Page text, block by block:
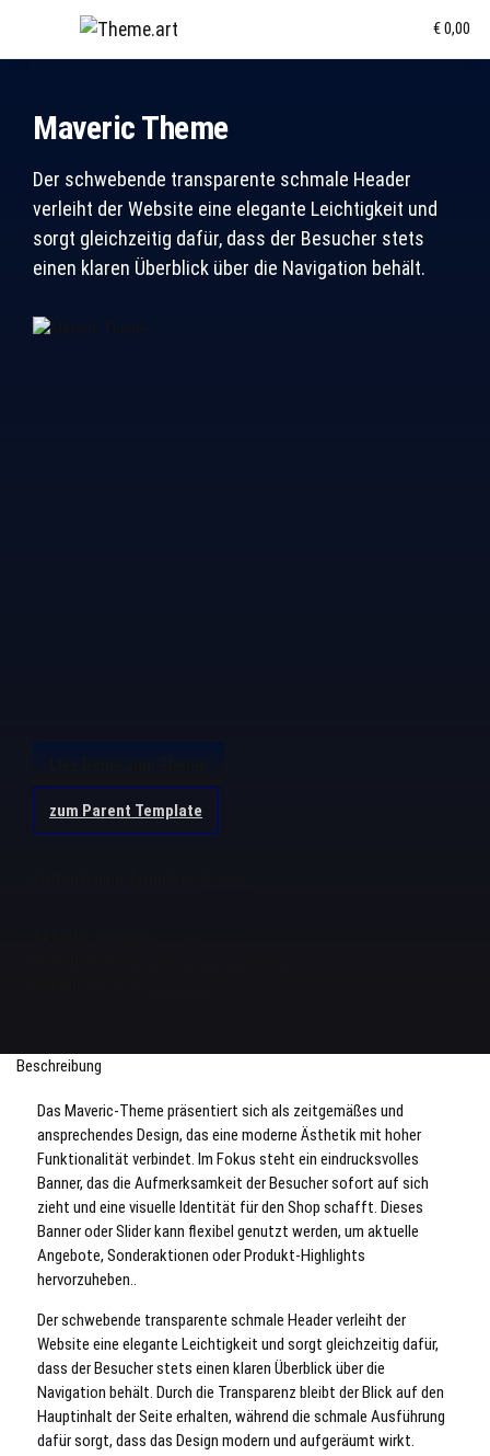
€ 0,00
Maveric Theme
Der schwebende transparente schmale Header
verleiht der Website eine elegante Leichtigkeit und
sorgt gleichzeitig dafür, dass der Besucher stets
einen klaren Überblick über die Navigation behält.
zum Parent Template
Beschreibung
Das Maveric-Theme präsentiert sich als zeitgemäßes und
ansprechendes Design, das eine moderne Ästhetik mit hoher
Funktionalität verbindet. Im Fokus steht ein eindrucksvolles
Banner, das die Aufmerksamkeit der Besucher sofort auf sich
zieht und eine visuelle Identität für den Shop schafft. Dieses
Banner oder Slider kann flexibel genutzt werden, um aktuelle
Angebote, Sonderaktionen oder Produkt-Highlights
hervorzuheben..
Der schwebende transparente schmale Header verleiht der
Website eine elegante Leichtigkeit und sorgt gleichzeitig dafür,
dass der Besucher stets einen klaren Überblick über die
Navigation behält. Durch die Transparenz bleibt der Blick auf den
Hauptinhalt der Seite erhalten, während die schmale Ausführung
dafür sorgt, dass das Design modern und aufgeräumt wirkt.